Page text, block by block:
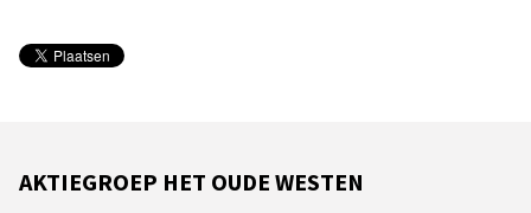
AKTIEGROEP HET OUDE WESTEN